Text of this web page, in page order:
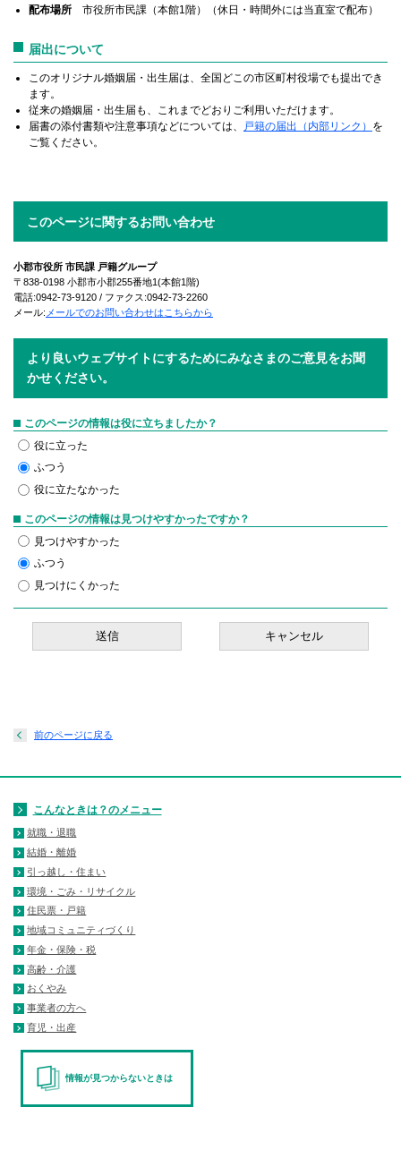
配布場所市役所市民課（本館1階）（休日・時間外には当直室で配布）
届出について
このオリジナル婚姻届・出生届は、全国どこの市区町村役場でも提出でき
ます。
従来の婚姻届・出生届も、これまでどおりご利用いただけます。
届書の添付書類や注意事項などについては、
戸籍の届出（内部リンク） を
ご覧ください。
このページに関するお問い合わせ
小郡市役所 市民課 戸籍グループ
〒838-0198 小郡市小郡255番地1(本館1階)
電話:0942-73-9120 / ファクス:0942-73-2260
メール:メールでのお問い合わせはこちらから
より良いウェブサイトにするためにみなさまのご意見をお聞
かせください。
このページの情報は役に立ちましたか？
役に立った
ふつう
役に立たなかった
このページの情報は見つけやすかったですか？
見つけやすかった
ふつう
見つけにくかった
前のページに戻る
こんなときは？のメニュー
就職・退職
結婚・離婚
引っ越し・住まい
環境・ごみ・リサイクル
住民票・戸籍
地域コミュニティづくり
年金・保険・税
高齢・介護
おくやみ
事業者の方へ
育児・出産
情報が見つからないときは